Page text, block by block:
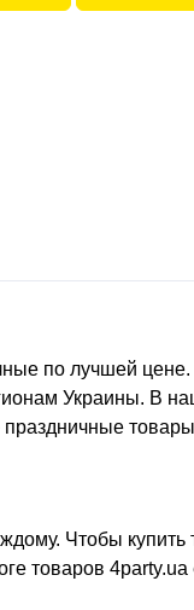
по лучшей
Украины. В
праздничные
Чтобы
товаров 4party.ua